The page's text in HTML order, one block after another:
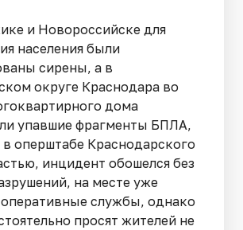
и Новороссийске для
населения были
сирены, а в
округе Краснодара во
дома
упавшие фрагменты БПЛА,
в оперштабе Краснодарского
инцидент обошелся без
на месте уже
службы, однако
просят жителей не